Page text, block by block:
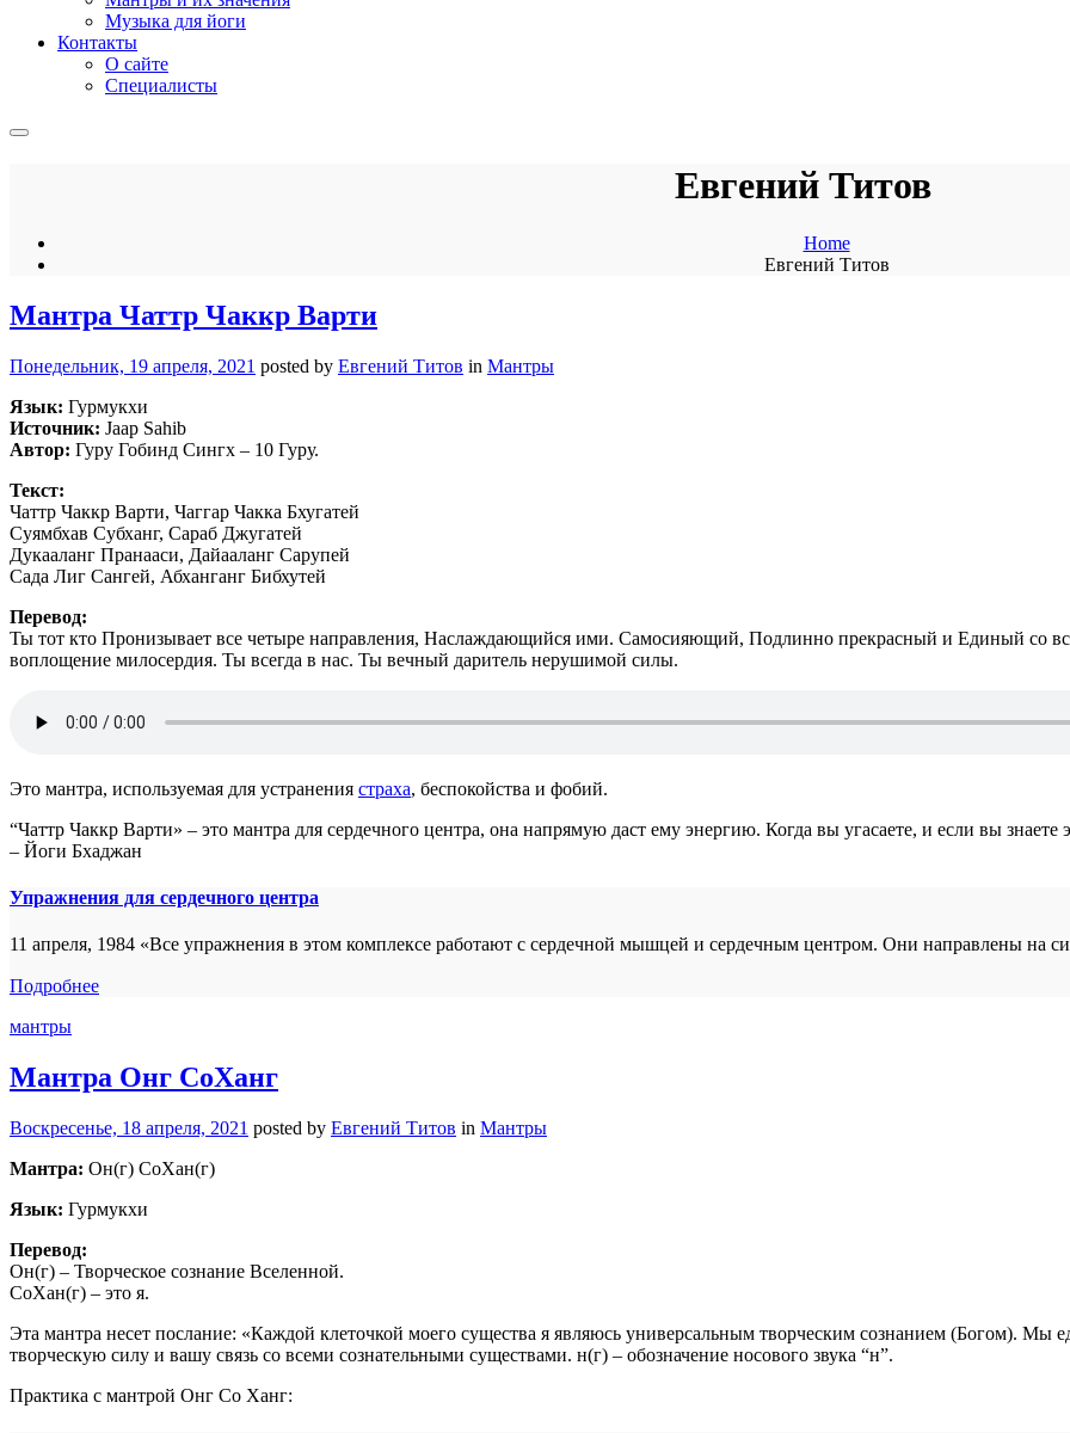
Музыка для йоги
Контакты
О сайте
Специалисты
Евгений Титов
Home
Евгений Титов
Мантра Чаттр Чаккр Варти
Понедельник, 19 апреля, 2021 posted by Евгений Титов in Мантры
Язык: Гурмукхи
Источник: Jaap Sahib
Автор: Гуру Гобинд Сингх – 10 Гуру.
Текст:
Чаттр Чаккр Варти, Чаггар Чакка Бхугатей
Суямбхав Субханг, Сараб Джугатей
Дукааланг Пранааси, Дайааланг Сарупей
Сада Лиг Сангей, Абханганг Бибхутей
Перевод:
Ты тот кто Пронизывает все четыре направления, Наслаждающийся ими. Самосияющий, Подлинно прекрасный и Единый со
воплощение милосердия. Ты всегда в нас. Ты вечный даритель нерушимой силы.
Это мантра, используемая для устранения страха, беспокойства и фобий.
“Чаттр Чаккр Варти» – это мантра для сердечного центра, она напрямую даст ему энергию. Когда вы угасаете, и если вы
– Йоги Бхаджан
Упражнения для сердечного центра
11 апреля, 1984 «Все упражнения в этом комплексе работают с сердечной мышцей и сердечным центром. Они направлены на
Подробнее
мантры
Мантра Онг СоХанг
Воскресенье, 18 апреля, 2021 posted by Евгений Титов in Мантры
Мантра: Он(г) СоХан(г)
Язык: Гурмукхи
Перевод:
Он(г) – Творческое сознание Вселенной.
СоХан(г) – это я.
Эта мантра несет послание: «Каждой клеточкой моего существа я являюсь универсальным творческим сознанием (Богом).
творческую силу и вашу связь со всеми сознательными существами. н(г) – обозначение носового звука “н”.
Практика с мантрой Онг Со Ханг: